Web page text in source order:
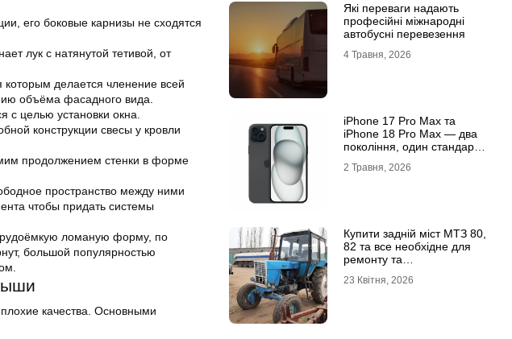
его боковые карнизы не сходятся
лук с натянутой тетивой, от
делается членение всей
объёма фасадного вида.
с целью установки окна.
конструкции свесы у кровли
продолжением стенки в форме
пространство между ними
чтобы придать системы
ломаную форму, по
большой популярностью
качества. Основными
Які переваги надають
професійні міжнародні
автобусні перевезення
4 Травня, 2026
iРhone 17 Рro Мax та
iРhone 18 Рro Мax — два
покоління, один стандарт
2 Травня, 2026
Купити задній міст МТЗ 80,
82 та все необхідне для
ремонту та
23 Квітня, 2026